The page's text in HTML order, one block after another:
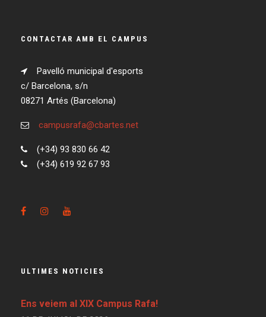
CONTACTAR AMB EL CAMPUS
Pavelló municipal d'esports
c/ Barcelona, s/n
08271 Artés (Barcelona)
campusrafa@cbartes.net
(+34) 93 830 66 42
(+34) 619 92 67 93
ULTIMES NOTICIES
Ens veiem al XIX Campus Rafa!